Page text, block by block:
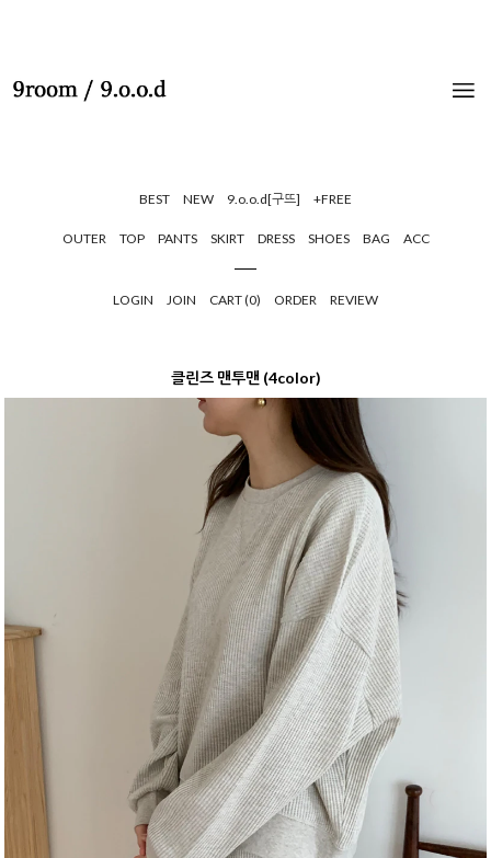
BEST NEW 9.o.o.d[구뜨] +FREE
OUTER TOP PANTS SKIRT DRESS SHOES BAG ACC
LOGIN JOIN CART (0) ORDER REVIEW
클린즈 맨투맨 (4color)